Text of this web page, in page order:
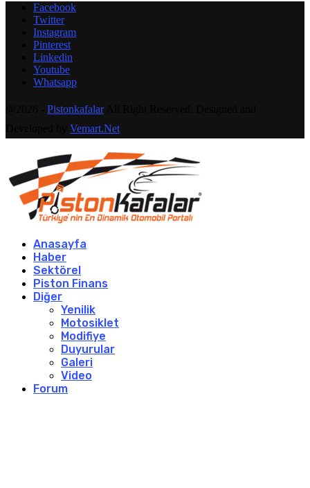
Facebook
Twitter
Instagram
Pinterest
Linkedin
Youtube
Whatsapp
PistonkafalarAll Right Reserved. Designed and
Vemart.Net
Anasayfa
Haber
Sektörel
Piston Finans
Diğer
Yenilik
Motosiklet
Modifiye
Duyurular
Galeri
Video
Forum